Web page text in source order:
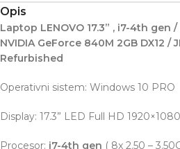
Opis
Laptop LENOVO 17.3” , i7-4th gen /
NVIDIA GeForce 840M 2GB DX12 /
Refurbished
Operativni sistem: Windows 10 PRO
Display: 17.3” LED Full HD 1920×1080
Procesor: i7-4th gen ( 8x 2.50 –